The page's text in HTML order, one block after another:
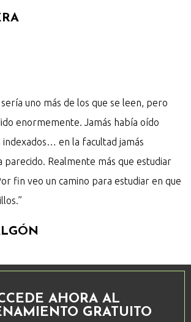
uno más de los que se leen, pero
enormemente. Jamás había oído
en la facultad jamás
parecido. Realmente más que estudiar
fin veo un camino para estudiar en que
AHORA AL
GRATUITO